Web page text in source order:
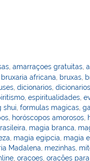
,amarraçoes gratuitas ,
bruxaria africana, bruxas,
,dicionarios,
,espiritualidades,
shui,formulas magicas,
, horóscopos amorosos,
, magia branca,
, magia egipcia, magia
Madalena, mezinhas,
,oraçoes,orações